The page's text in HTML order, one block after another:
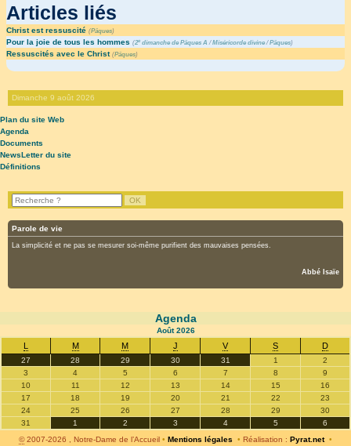
Articles liés
Christ est ressuscité (Pâques)
Pour la joie de tous les hommes (2edimanche de Pâques A /Miséricorde divine/Pâques)
Ressuscités avec le Christ (Pâques)
Dimanche 9 août 2026
Plan du site Web
Agenda
Documents
NewsLetter du site
Définitions
Parole de vie
La simplicité et ne pas se mesurer soi-même purifient des mauvaises pensées.
Abbé Isaïe
Agenda
Août2026
L M M J V S D
27 28 29 30 31 1
2
3
4 5 6 7 8
9
10
11 12 13 14 15
16
17
18 19 20 21 22
23
24
25 26 27 28 29
30
31
1 2 3 4 5
6
©2007-2026 , Notre-Dame de l’Accueil • Mentions légales • Réalisation : Pyrat.net •